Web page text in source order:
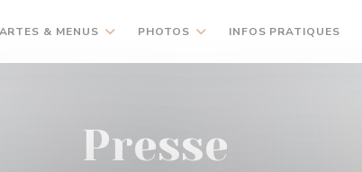
& MENUS PHOTOS INFOS PRATIQUES
Presse